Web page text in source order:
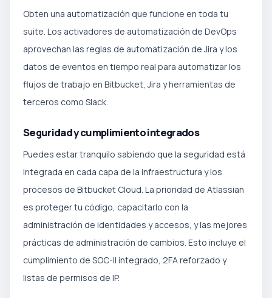
Obten una automatización que funcione en toda tu
suite. Los activadores de automatización de DevOps
aprovechan las reglas de automatización de Jira y los
datos de eventos en tiempo real para automatizar los
flujos de trabajo en Bitbucket, Jira y herramientas de
terceros como Slack.
Seguridad y cumplimiento integrados
Puedes estar tranquilo sabiendo que la seguridad está
integrada en cada capa de la infraestructura y los
procesos de Bitbucket Cloud. La prioridad de Atlassian
es proteger tu código, capacitarlo con la
administración de identidades y accesos, y las mejores
prácticas de administración de cambios. Esto incluye el
cumplimiento de SOC-II integrado, 2FA reforzado y
listas de permisos de IP.